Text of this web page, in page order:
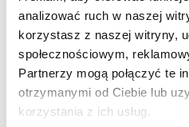
analizować ruch w naszej
korzystasz z naszej witryny,
społecznościowym,
Partnerzy mogą połączyć te
otrzymanymi od Ciebie lub
korzystania z ich usług.
Spektakle z dancingiem
SPEKTAKLE Z
SPEKTAKLE Z
SPEKTAKLE Z
Wyjazdy
Kontakt
O nas
Teatr Capitol